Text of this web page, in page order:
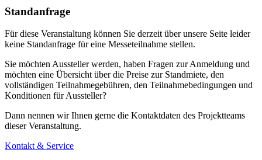
Mitte
MESSE DRESDEN)
ab Zentrum/Postplatz:
mit den Straßenbahnlinien 1 (Richtung Leutewitz), 2 (Richtung
Standanfrage
Für diese Veranstaltung können Sie derzeit über unsere Seite leider
keine Standanfrage für eine Messeteilnahme stellen.
Sie möchten Aussteller werden, haben Fragen zur Anmeldung und
möchten eine Übersicht über die Preise zur Standmiete, den
vollständigen Teilnahmegebühren, den Teilnahmebedingungen und
Konditionen für Aussteller?
Dann nennen wir Ihnen gerne die Kontaktdaten des Projektteams
dieser Veranstaltung.
Kontakt & Service